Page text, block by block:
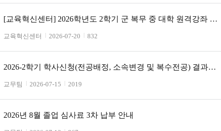
[교육혁신센터] 2026학년도 2학기 군 복무 중 대학 원격강좌 학
점취득 수강 안내
교육혁신센터 2026-07-20 832
2026-2학기 학사신청(전공배정, 소속변경 및 복수전공) 결과
안내
교무팀 2026-07-15 2019
2026년 8월 졸업 심사료 3차 납부 안내